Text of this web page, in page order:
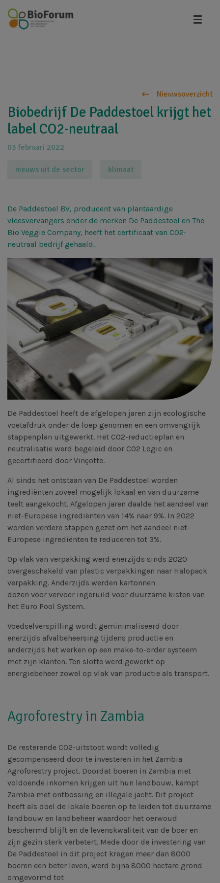
Nieuwsoverzicht
Biobedrijf De Paddestoel krijgt het
label CO2-neutraal
03 februari 2022
nieuws uit de sector klimaat
De Paddestoel BV, producent van plantaardige
vleesvervangers onder de merken De Paddestoel en The
Bio Veggie Company, heeft het certificaat van CO2-
neutraal bedrijf gehaald.
De Paddestoel heeft de afgelopen jaren zijn ecologische
voetafdruk onder de loep genomen en een omvangrijk
stappenplan uitgewerkt. Het CO2-reductieplan en
neutralisatie werd begeleid door CO2 Logic en
gecertifieerd door Vinçotte.
Al sinds het ontstaan van De Paddestoel worden
ingrediënten zoveel mogelijk lokaal en van duurzame
teelt aangekocht. Afgelopen jaren daalde het aandeel van
niet-Europese ingrediënten van 14% naar 9%. In 2022
worden verdere stappen gezet om het aandeel niet-
Europese ingrediënten te reduceren tot 3%.
Op vlak van verpakking werd enerzijds sinds 2020
overgeschakeld van plastic verpakkingen naar Halopack
verpakking. Anderzijds werden kartonnen
dozen voor vervoer ingeruild voor duurzame kisten van
het Euro Pool System.
Voedselverspilling wordt geminimaliseerd door
enerzijds afvalbeheersing tijdens productie en
anderzijds het werken op een make-to-order systeem
met zijn klanten. Ten slotte werd gewerkt op
energiebeheer zowel op vlak van productie als transport.
Agroforestry in Zambia
De resterende CO2-uitstoot wordt volledig
gecompenseerd door te investeren in het Zambia
Agroforestry project. Doordat boeren in Zambia niet
voldoende inkomen krijgen uit hun landbouw, kampt
Zambia met ontbossing en illegale jacht. Dit project
heeft als doel de lokale boeren op te leiden tot duurzame
landbouw en landbeheer waardoor het oerwoud
beschermd blijft en de levenskwaliteit van de boer en
zijn gezin sterk verbetert. Mede door de investering van
De Paddestoel in dit project kregen meer dan 8000
boeren een beter leven, werd bijna 8000 hectare grond
omgevormd tot